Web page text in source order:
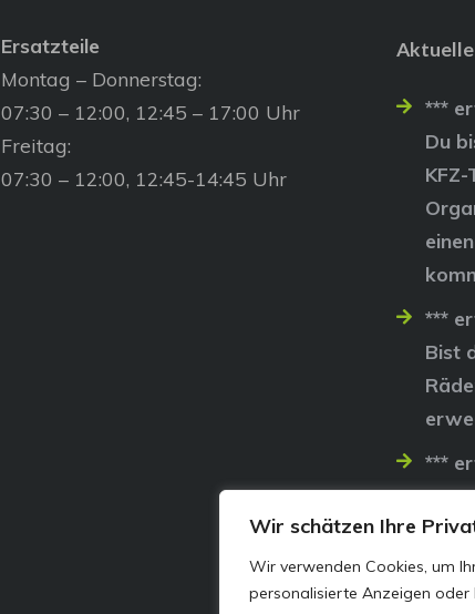
Wir schätzen Ihre
Wir verwenden Cookies, um
personalisierte Anzeigen oder
Ersatzteile
Montag – Donnerstag:
07:30 – 12:00, 12:45 – 17:00 Uhr
Freitag:
07:30 – 12:00, 12:45-14:45 Uhr
***
Du
***
Bist
***
Lass